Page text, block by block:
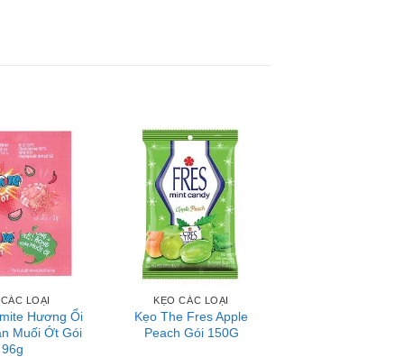
LOẠI
Hương Ổi
Muối Ớt Gói
96g
KẸO CÁC LOẠI
Kẹo The Fres Apple
Peach Gói 150G